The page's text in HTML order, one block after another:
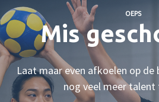
OEPS
Mis
Laat maar even afkoelen op de
nog veel meer talent